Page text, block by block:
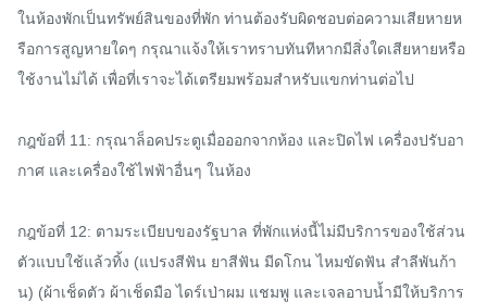
ในห้องพักเป็นทรัพย์สินของที่พัก ท่านต้องรับผิดชอบต่อความเสียหายห
รือการสูญหายใดๆ กรุณาแจ้งให้เราทราบทันทีหากมีสิ่งใดเสียหายหรือ
ใช้งานไม่ได้ เพื่อที่เราจะได้เตรียมพร้อมสำหรับแขกท่านต่อไป
กฎข้อที่ 11: กรุณาล็อคประตูเมื่อออกจากห้อง และปิดไฟ เครื่องปรับอา
กาศ และเครื่องใช้ไฟฟ้าอื่นๆ ในห้อง
กฎข้อที่ 12: ตามระเบียบของรัฐบาล ที่พักแห่งนี้ไม่มีบริการของใช้ส่วน
ตัวแบบใช้แล้วทิ้ง (แปรงสีฟัน ยาสีฟัน มีดโกน ไหมขัดฟัน สำลีพันก้า
น) (ผ้าเช็ดตัว ผ้าเช็ดมือ ไดร์เป่าผม แชมพู และเจลอาบน้ำมีให้บริการ